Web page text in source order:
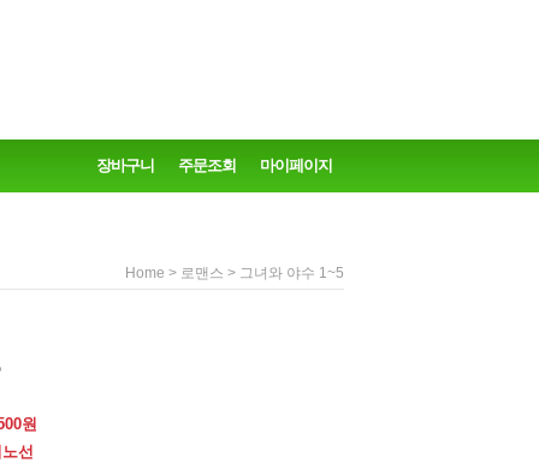
장바구니 주문조회 마이페이지
Home > 로맨스 > 그녀와 야수 1~5
원
선